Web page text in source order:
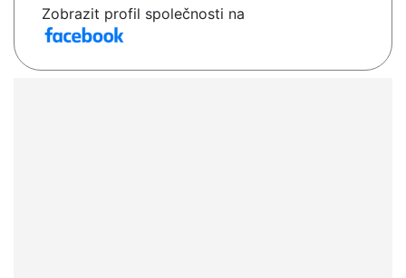
Zobrazit profil společnosti na